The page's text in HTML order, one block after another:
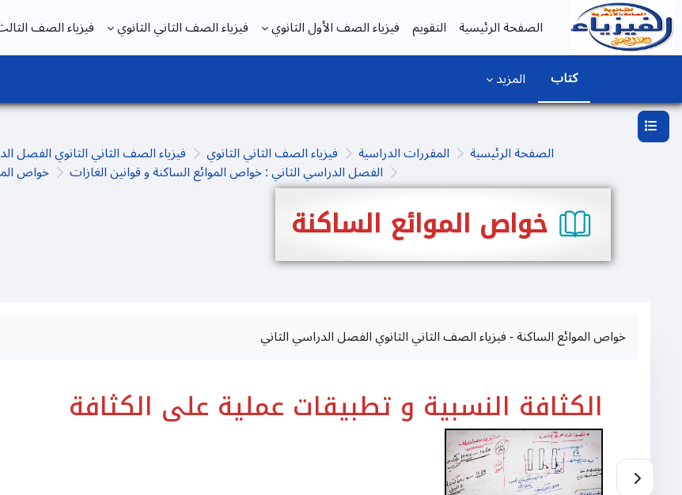
تخطى إلى المحتوى الرئيسي
الصفحة الرئيسية التقويم فيزياء الصف الأول الثانوي فيزياء الصف الثاني الثانوي فيزياء الصف
كتاب
المزيد
الصفحة الرئيسية المقررات الدراسية فيزياء الصف الثاني الثانوي فيزياء الصف الثاني الثانوي الفصل
الفصل الدراسي الثاني : خواص الموائع الساكنة و قوانين الغازات خواص
خواص الموائع الساكنة
فتح فهرس المقرر
خواص الموائع الساكنة - فيزياء الصف الثاني الثانوي الفصل الدراسي الثاني
الكثافة النسبية و تطبيقات عملية على الكثافة